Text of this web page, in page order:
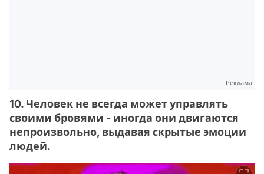
Реклама
10. Человек не всегда может управлять
своими бровями - иногда они двигаются
непроизвольно, выдавая скрытые эмоции
людей.